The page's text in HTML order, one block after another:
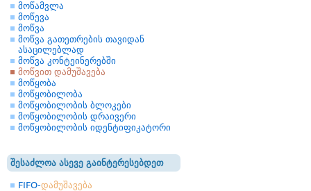
მოწამვლა
მოწევა
მოწვა
მოწვა გათეთრების თავიდან
ასაცილებლად
მოწვა კონტეინერებში
მოწვით დამუშავება
მოწყობა
მოწყობილობა
მოწყობილობის ბლოკები
მოწყობილობის დრაივერი
მოწყობილობის იდენტიფიკატორი
შესაძლოა ასევე გაინტერესებდეთ
FIFO-დამუშავება